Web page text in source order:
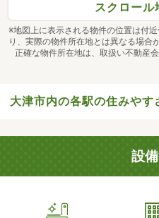
スクロール
※地図上に表示される物件の位置は付
り、実際の物件所在地とは異なる場合
正確な物件所在地は、取扱い不動産
大津市内の各駅の住みやす
設